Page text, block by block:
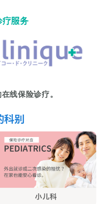
服务
线保险诊疗。
科别